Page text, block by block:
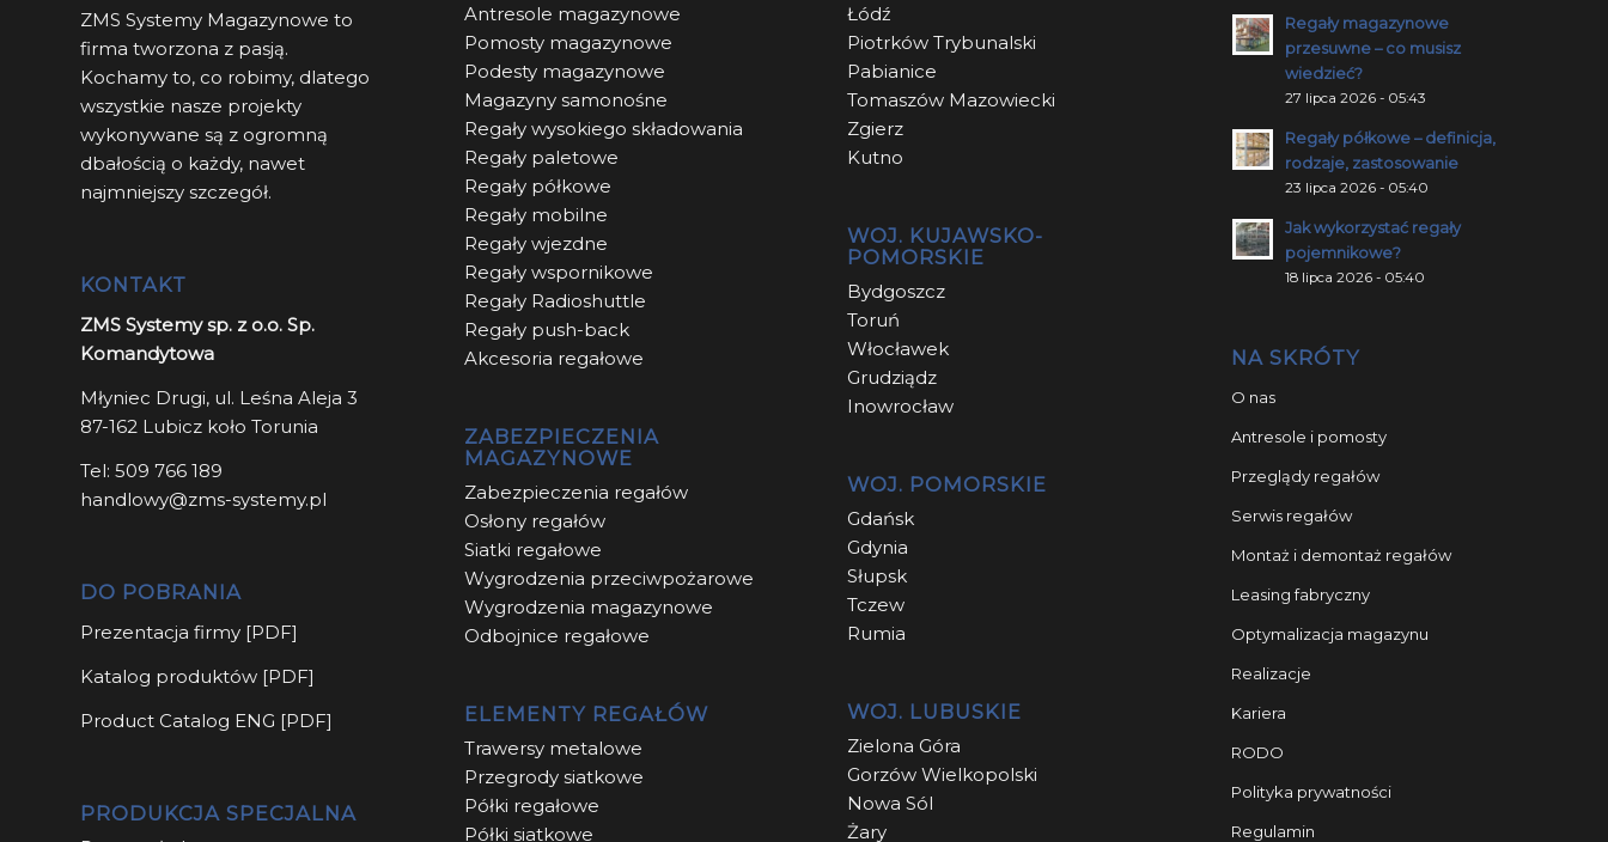
ZMS Systemy Magazynowe to
firma tworzona z pasją.
Kochamy to, co robimy, dlatego
wszystkie nasze projekty
wykonywane są z ogromną
dbałością o każdy, nawet
najmniejszy szczegół.
KONTAKT
ZMS Systemy sp. z o.o. Sp.
Komandytowa
Młyniec Drugi, ul. Leśna Aleja 3
87-162 Lubicz koło Torunia
Tel: 509 766 189
handlowy@zms-systemy.pl
DO POBRANIA
Prezentacja firmy [PDF]
Katalog produktów [PDF]
Product Catalog ENG [PDF]
PRODUKCJA SPECJALNA
Antresole magazynowe
Pomosty magazynowe
Podesty magazynowe
Magazyny samonośne
Regały wysokiego składowania
Regały paletowe
Regały półkowe
Regały mobilne
Regały wjezdne
Regały wspornikowe
Regały Radioshuttle
Regały push-back
Akcesoria regałowe
ZABEZPIECZENIA
MAGAZYNOWE
Zabezpieczenia regałów
Osłony regałów
Siatki regałowe
Wygrodzenia przeciwpożarowe
Wygrodzenia magazynowe
Odbojnice regałowe
ELEMENTY REGAŁÓW
Trawersy metalowe
Przegrody siatkowe
Półki regałowe
Półki siatkowe
Łódź
Piotrków Trybunalski
Pabianice
Tomaszów Mazowiecki
Zgierz
Kutno
WOJ. KUJAWSKO-
POMORSKIE
Bydgoszcz
Toruń
Włocławek
Grudziądz
Inowrocław
WOJ. POMORSKIE
Gdańsk
Gdynia
Słupsk
Tczew
Rumia
WOJ. LUBUSKIE
Zielona Góra
Gorzów Wielkopolski
Nowa Sól
Żary
Regały magazynowe
przesuwne – co musisz
wiedzieć?
27 lipca 2026 - 05:43
Regały półkowe – definicja,
rodzaje, zastosowanie
23 lipca 2026 - 05:40
Jak wykorzystać regały
pojemnikowe?
18 lipca 2026 - 05:40
NA SKRÓTY
O nas
Antresole i pomosty
Przeglądy regałów
Serwis regałów
Montaż i demontaż regałów
Leasing fabryczny
Optymalizacja magazynu
Realizacje
Kariera
RODO
Polityka prywatności
Regulamin